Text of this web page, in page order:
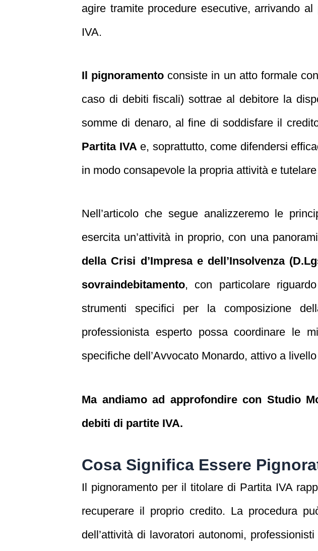
agire tramite procedure esecutive, arrivando
IVA.
Il pignoramento consiste in un atto formale
caso di debiti fiscali) sottrae al debitore la
somme di denaro, al fine di soddisfare il
Partita IVAe, soprattutto, come difendersi
in modo consapevole la propria attività e
Nell’articolo che segue analizzeremo le
esercita un’attività in proprio, con una
della Crisi d’Impresa e dell’Insolvenza
sovraindebitamento, con particolare
strumenti specifici per la composizione
professionista esperto possa coordinare le
specifiche dell’Avvocato Monardo, attivo a
Ma andiamo ad approfondire con Studio
debiti di partite IVA.
Cosa Significa Essere
Il pignoramento per il titolare di Partita IVA
recuperare il proprio credito. La procedura
dell’attività di lavoratori autonomi,